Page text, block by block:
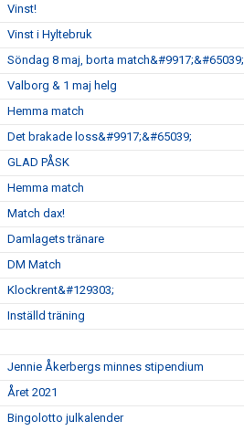
Vinst!
Vinst i Hyltebruk
Söndag 8 maj, borta match&#9917;&#65039;
Valborg & 1 maj helg
Hemma match
Det brakade loss&#9917;&#65039;
GLAD PÅSK
Hemma match
Match dax!
Damlagets tränare
DM Match
Klockrent&#129303;
Inställd träning
Jennie Åkerbergs minnes stipendium
Året 2021
Bingolotto julkalender